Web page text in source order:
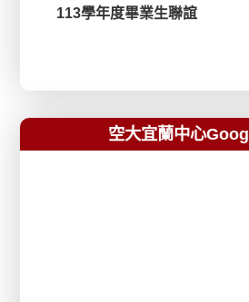
113學年度畢業生聯誼
114上開學典禮
113下開學典禮
113上開學典禮
112下開學典禮暨始業輔導
沈佳姍主任率領中心同仁拜訪
112年度歲末聯歡
宜蘭中心應中華民國大衛異象
112年生命教育講座
112學年度宜蘭中心社團幹部
111學年畢業聯誼
112上開學典禮暨始業輔導
111下開學典禮暨始業輔導
111上開學典禮
109上開學典禮暨始業輔導
108學年度畢業生聯誼108學
空大宜蘭中心